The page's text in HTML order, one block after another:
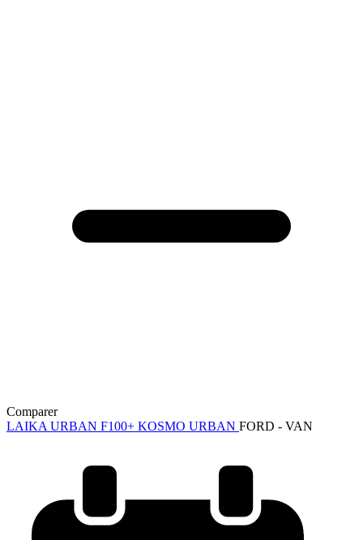
Comparer
LAIKA URBAN F100+ KOSMO URBAN FORD - VAN